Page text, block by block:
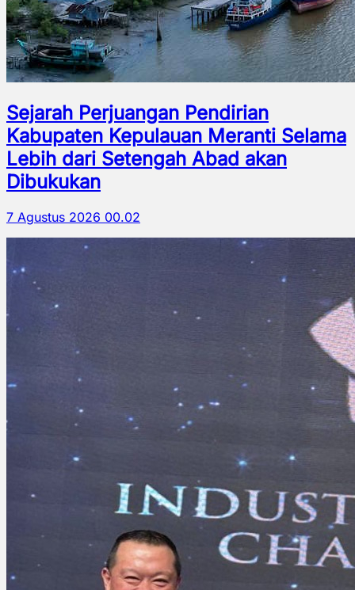
Sejarah Perjuangan Pendirian
Kabupaten Kepulauan Meranti Selama
Lebih dari Setengah Abad akan
Dibukukan
7 Agustus 2026 00.02